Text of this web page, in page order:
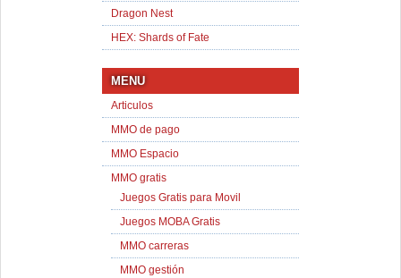
Dragon Nest
HEX: Shards of Fate
MENU
Articulos
MMO de pago
MMO Espacio
MMO gratis
Juegos Gratis para Movil
Juegos MOBA Gratis
MMO carreras
MMO gestión